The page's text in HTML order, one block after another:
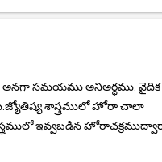
సమయము అనిఅర్ధము. వైదిక
శాస్త్రములో హోరా చాలా
ఇవ్వబడిన